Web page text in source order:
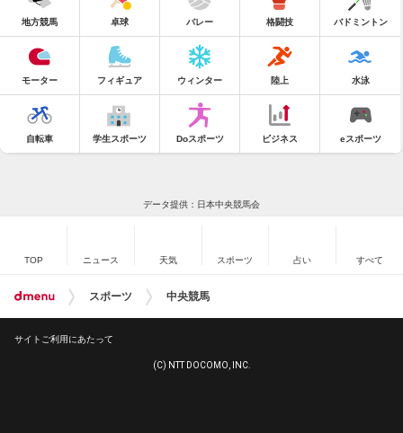
地方競馬 卓球 バレー 格闘技 バドミントン
モーター フィギュア ウィンター 陸上 水泳
自転車 学生スポーツ Doスポーツ ビジネス eスポーツ
データ提供：日本中央競馬会
TOP ニュース 天気 スポーツ 占い すべて
スポーツ 中央競馬
サイトご利用にあたって
(C) NTT DOCOMO, INC.